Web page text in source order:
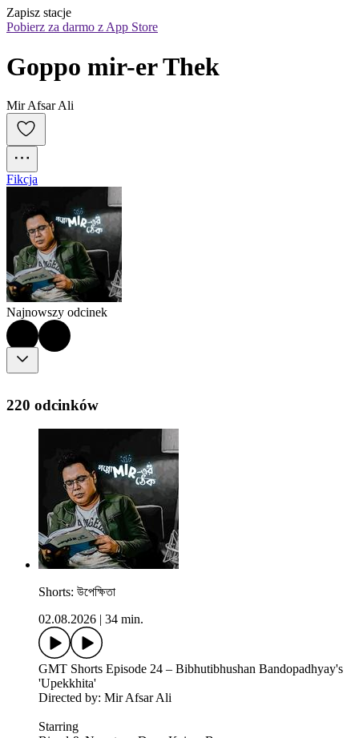
Zapisz stacje
Pobierz za darmo z App Store
Goppo mir-er Thek
Mir Afsar Ali
Fikcja
Najnowszy odcinek
220 odcinków
Shorts: উপেক্ষিতা
02.08.2026
34 min.
GMT Shorts Episode 24 – Bibhutibhushan Bandopadhyay's
'Upekkhita'
Directed by: Mir Afsar Ali
Starring